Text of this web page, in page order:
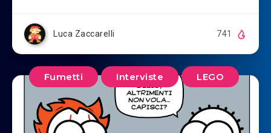
Luca Zaccarelli 741
Fumetti Interviste LEGO